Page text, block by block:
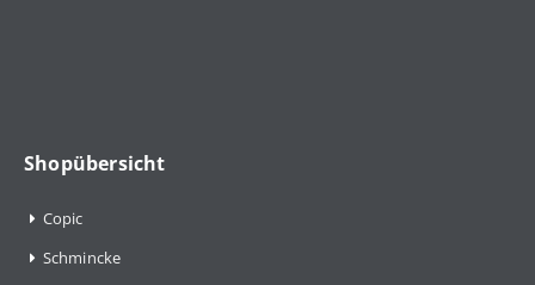
Shopübersicht
Copic
Schmincke